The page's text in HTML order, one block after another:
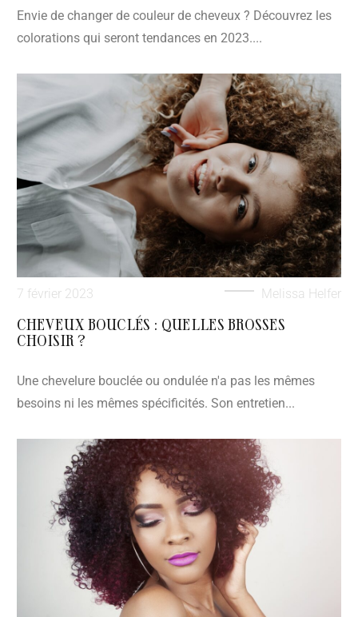
Envie de changer de couleur de cheveux ? Découvrez les
colorations qui seront tendances en 2023....
7 février 2023 Melissa Helfer
CHEVEUX BOUCLÉS : QUELLES BROSSES
CHOISIR ?
Une chevelure bouclée ou ondulée n'a pas les mêmes
besoins ni les mêmes spécificités. Son entretien...